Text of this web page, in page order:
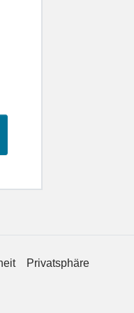
Privatsphäre